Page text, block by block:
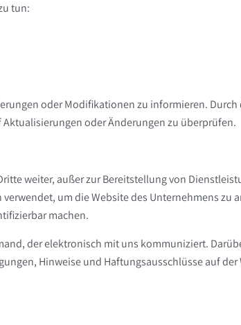
tun:
oder Modifikationen zu informieren.
oder Änderungen zu überprüfen.
weiter, außer zur Bereitstellung von
um die Website des Unternehmens zu
machen.
der elektronisch mit uns kommuniziert.
Hinweise und Haftungsausschlüsse auf